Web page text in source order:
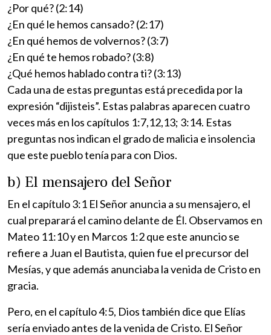
¿Por qué? (2:14)
¿En qué le hemos cansado? (2:17)
¿En qué hemos de volvernos? (3:7)
¿En qué te hemos robado? (3:8)
¿Qué hemos hablado contra ti? (3:13)
Cada una de estas preguntas está precedida por la
expresión “dijisteis”. Estas palabras aparecen cuatro
veces más en los capítulos 1:7,12,13; 3:14. Estas
preguntas nos indican el grado de malicia e insolencia
que este pueblo tenía para con Dios.
b) El mensajero del Señor
En el capítulo 3:1 El Señor anuncia a su mensajero, el
cual preparará el camino delante de Él. Observamos en
Mateo 11:10 y en Marcos 1:2 que este anuncio se
refiere a Juan el Bautista, quien fue el precursor del
Mesías, y que además anunciaba la venida de Cristo en
gracia.
Pero, en el capítulo 4:5, Dios también dice que Elías
sería enviado antes de la venida de Cristo. El Señor